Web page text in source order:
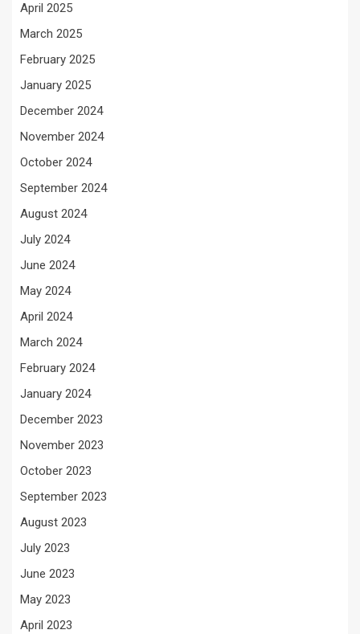
April 2025
March 2025
February 2025
January 2025
December 2024
November 2024
October 2024
September 2024
August 2024
July 2024
June 2024
May 2024
April 2024
March 2024
February 2024
January 2024
December 2023
November 2023
October 2023
September 2023
August 2023
July 2023
June 2023
May 2023
April 2023